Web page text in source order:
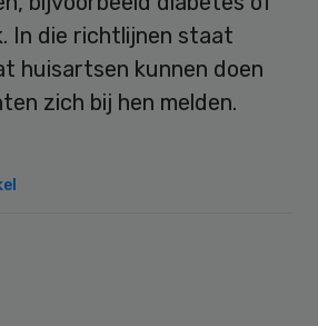
In die richtlijnen staat
huisartsen kunnen doen
zich bij hen melden.